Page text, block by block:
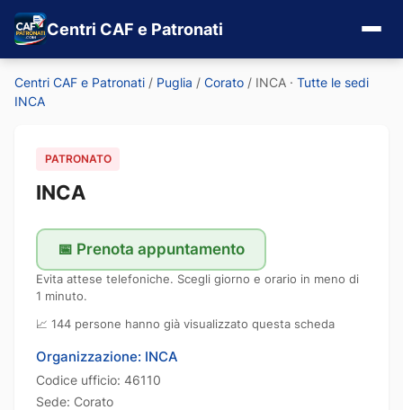
Centri CAF e Patronati
Centri CAF e Patronati / Puglia / Corato / INCA · Tutte le sedi
INCA
PATRONATO
INCA
📅 Prenota appuntamento
Evita attese telefoniche. Scegli giorno e orario in meno di
1 minuto.
📈 144 persone hanno già visualizzato questa scheda
Organizzazione: INCA
Codice ufficio: 46110
Sede: Corato